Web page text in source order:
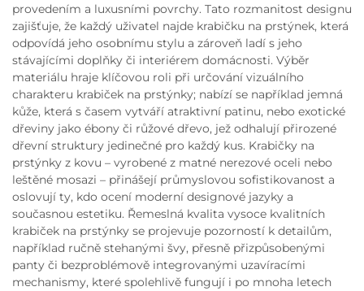
provedením a luxusními povrchy. Tato rozmanitost designu
zajišťuje, že každý uživatel najde krabičku na prstýnek, která
odpovídá jeho osobnímu stylu a zároveň ladí s jeho
stávajícími doplňky či interiérem domácnosti. Výběr
materiálu hraje klíčovou roli při určování vizuálního
charakteru krabiček na prstýnky; nabízí se například jemná
kůže, která s časem vytváří atraktivní patinu, nebo exotické
dřeviny jako ébony či růžové dřevo, jež odhalují přirozené
dřevní struktury jedinečné pro každý kus. Krabičky na
prstýnky z kovu – vyrobené z matné nerezové oceli nebo
leštěné mosazi – přinášejí průmyslovou sofistikovanost a
oslovují ty, kdo ocení moderní designové jazyky a
současnou estetiku. Řemeslná kvalita vysoce kvalitních
krabiček na prstýnky se projevuje pozorností k detailům,
například ručně stehanými švy, přesně přizpůsobenými
panty či bezproblémově integrovanými uzavíracími
mechanismy, které spolehlivě fungují i po mnoha letech